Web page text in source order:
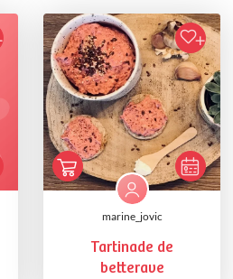
marine_jovic
Tartinade de
betterave